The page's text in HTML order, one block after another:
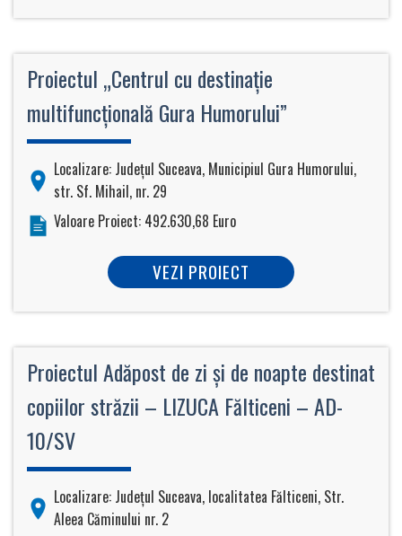
Proiectul „Centrul cu destinaţie
multifuncţională Gura Humorului”
Localizare: Judeţul Suceava, Municipiul Gura Humorului,
str. Sf. Mihail, nr. 29
Valoare Proiect: 492.630,68 Euro
VEZI PROIECT
Proiectul Adăpost de zi şi de noapte destinat
copiilor străzii – LIZUCA Fălticeni – AD-
10/SV
Localizare: Judeţul Suceava, localitatea Fălticeni, Str.
Aleea Căminului nr. 2